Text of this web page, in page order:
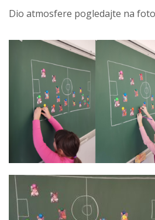
Dio atmosfere pogledajte na